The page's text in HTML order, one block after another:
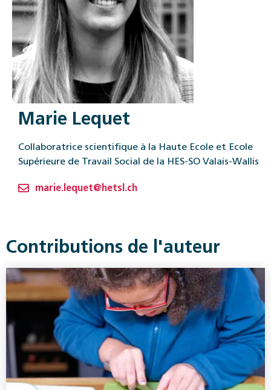
Marie Lequet
Collaboratrice scientifique à la Haute Ecole et Ecole
Supérieure de Travail Social de la HES-SO Valais-Wallis
marie.lequet@hetsl.ch
Contributions de l'auteur